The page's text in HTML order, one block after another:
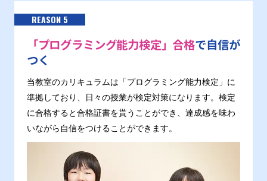
REASON 5
「プログラミング能力検定」合格で自信が
つく
当教室のカリキュラムは「プログラミング能力検定」に
準拠しており、日々の授業が検定対策になります。検定
に合格すると合格証書を貰うことができ、達成感を味わ
いながら自信をつけることができます。